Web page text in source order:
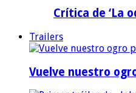
Crítica de ‘La
Trailers
Vuelve nuestro